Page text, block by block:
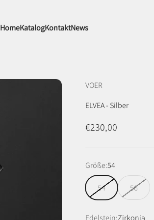
HomeKatalogKontaktNews
VOER
ELVEA - Silber
Angebot
€230,00
Größe:54
54 56
Edelstein:Zirkonia